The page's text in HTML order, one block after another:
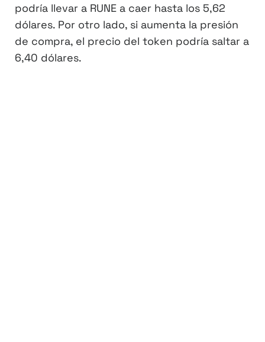
podría llevar a RUNE a caer hasta los 5,62
dólares. Por otro lado, si aumenta la presión
de compra, el precio del token podría saltar a
6,40 dólares.